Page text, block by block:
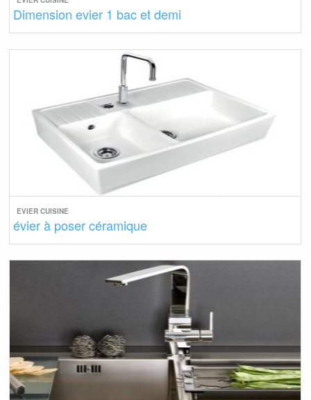
Dimension evier 1 bac et demi
EVIER CUISINE
évier à poser céramique